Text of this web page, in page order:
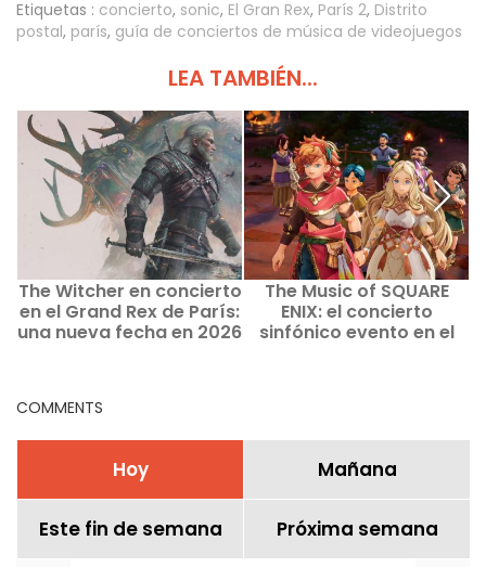
Etiquetas : concierto, sonic, El Gran Rex, París 2, Distrito
postal, parís, guía de conciertos de música de videojuegos
LEA TAMBIÉN...
The Witcher en concierto
en el Grand Rex de París:
una nueva fecha en 2026
The Music of SQUARE
ENIX: el concierto
sinfónico evento en el
COMMENTS
Hoy Mañana
Este fin de semana Próxima semana